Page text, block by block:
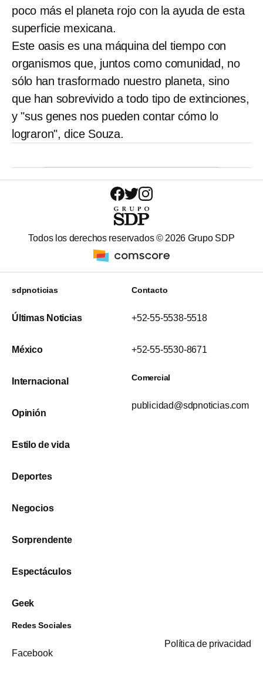
poco más el planeta rojo con la ayuda de esta
superficie mexicana.
Este oasis es una máquina del tiempo con
organismos que, juntos como comunidad, no
sólo han trasformado nuestro planeta, sino
que han sobrevivido a todo tipo de extinciones,
y "sus genes nos pueden contar cómo lo
lograron", dice Souza.
Todos los derechos reservados © 2026 Grupo SDP
sdpnoticias
Últimas Noticias
México
Internacional
Opinión
Estilo de vida
Deportes
Negocios
Sorprendente
Espectáculos
Geek
Contacto
+52-55-5538-5518
+52-55-5530-8671
Comercial
publicidad@sdpnoticias.com
Redes Sociales
Facebook
Política de privacidad